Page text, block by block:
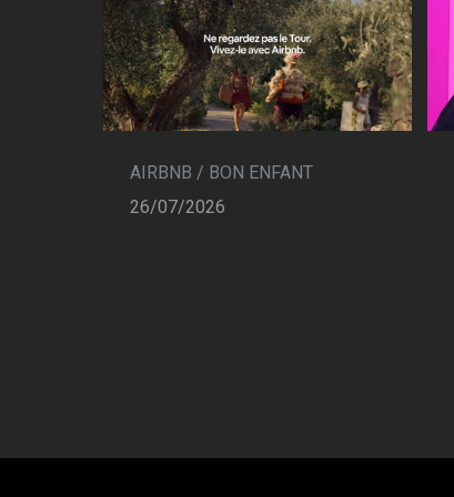
AIRBNB / BON ENFANT
26/07/2026